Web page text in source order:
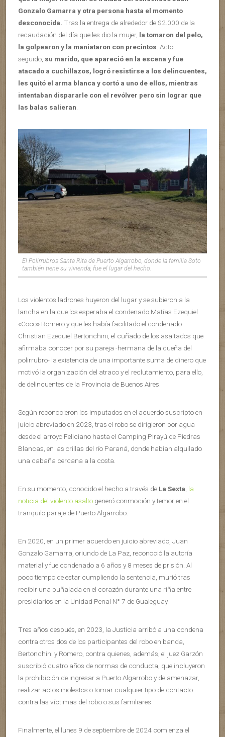
Gonzalo Gamarra y otra persona hasta el momento
desconocida. Tras la entrega de alrededor de $2.000 de la
recaudación del día que les dio la mujer, la tomaron del pelo,
la golpearon y la maniataron con precintos. Acto
seguido, su marido, que apareció en la escena y fue
atacado a cuchillazos, logró resistirse a los delincuentes,
les quitó el arma blanca y cortó a uno de ellos, mientras
intentaban dispararle con el revólver pero sin lograr que
las balas salieran.
El Polirrubros Santa Rita de Puerto Algarrobo, donde la familia Soto
también tiene su vivienda, fue el lugar del hecho.
Los violentos ladrones huyeron del lugar y se subieron a la
lancha en la que los esperaba el condenado Matías Ezequiel
«Coco» Romero y que les había facilitado el condenado
Christian Ezequiel Bertonchini, el cuñado de los asaltados que
afirmaba conocer por su pareja -hermana de la dueña del
polirrubro- la existencia de una importante suma de dinero que
motivó la organización del atraco y el reclutamiento, para ello,
de delincuentes de la Provincia de Buenos Aires.
Según reconocieron los imputados en el acuerdo suscripto en
juicio abreviado en 2023, tras el robo se dirigieron por agua
desde el arroyo Feliciano hasta el Camping Pirayú de Piedras
Blancas, en las orillas del río Paraná, donde habían alquilado
una cabaña cercana a la costa.
En su momento, conocido el hecho a través de La Sexta la
noticia del violento asalto generó conmoción y temor en el
tranquilo paraje de Puerto Algarrobo.
En 2020, en un primer acuerdo en juicio abreviado, Juan
Gonzalo Gamarra, oriundo de La Paz, reconoció la autoría
material y fue condenado a 6 años y 8 meses de prisión. Al
poco tiempo de estar cumpliendo la sentencia, murió tras
recibir una puñalada en el corazón durante una riña entre
presidiarios en la Unidad Penal N° 7 de Gualeguay.
Tres años después, en 2023, la Justicia arribó a una condena
contra otros dos de los participantes del robo en banda,
Bertonchini y Romero, contra quienes, además, el juez Garzón
suscribió cuatro años de normas de conducta, que incluyeron
la prohibición de ingresar a Puerto Algarrobo y de amenazar,
realizar actos molestos o tomar cualquier tipo de contacto
contra las víctimas del robo o sus familiares.
Finalmente, el lunes 9 de septiembre de 2024 comienza el